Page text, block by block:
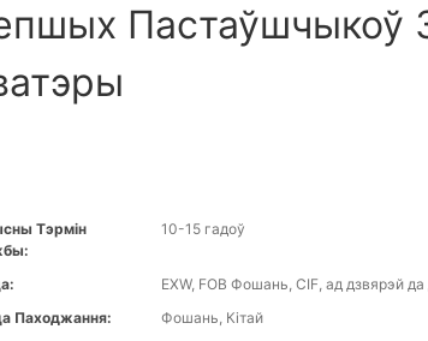
Пастаўшчыкоў
Тэрмін
10-15 гадоў
EXW, FOB Фошань, CIF, ад дзвярэй
Паходжання:
Фошань, Кітай